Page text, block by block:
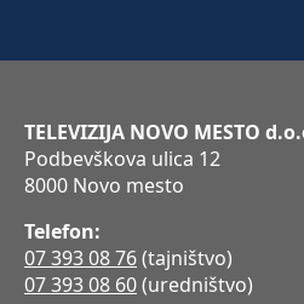
TELEVIZIJA NOVO MESTO
Podbevškova ulica 12
8000 Novo mesto
Telefon:
07 393 08 76(tajništvo)
07 393 08 60(uredništvo)